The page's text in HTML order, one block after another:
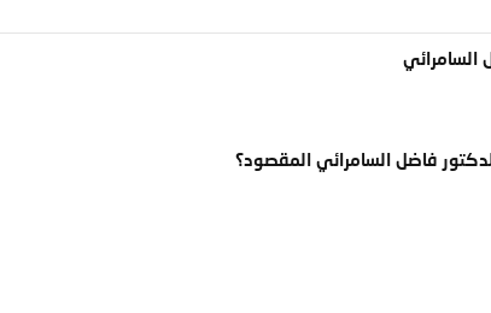
السامرائي
فاضل السامرائي المقصود؟